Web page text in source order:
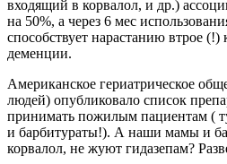
входящий в корвалол, и др.)
на 50%, а через 6 мес
способствует нарастанию втрое
деменции.
Американское гериатрическое
людей) опубликовало список
принимать пожилым пациентам (
и барбитураты!). А наши мамы и
корвалол, не жуют гидазепам?